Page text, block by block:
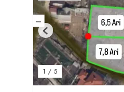
1 / 5
Previous